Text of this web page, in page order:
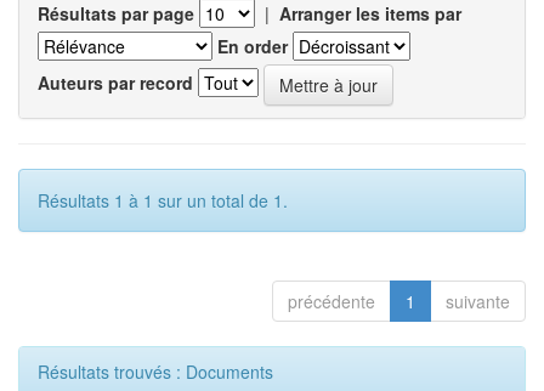
Résultats par page | Arranger les items par
En order
Auteurs par record
Résultats 1 à 1 sur un total de 1.
précédente 1 suivante
Résultats trouvés : Documents